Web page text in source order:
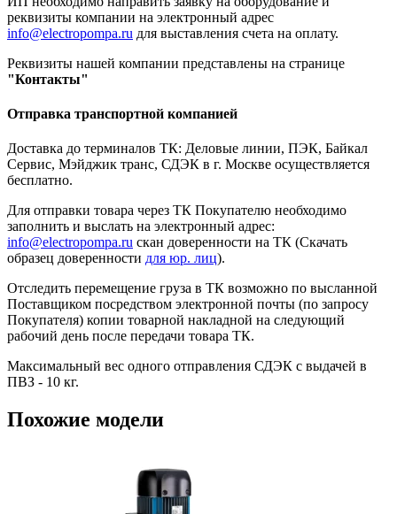
реквизиты компании на электронный адрес
info@electropompa.ru для выставления счета на оплату.
Реквизиты нашей компании представлены на странице
"Контакты"
Отправка транспортной компанией
Доставка до терминалов ТК: Деловые линии, ПЭК, Байкал
Сервис, Мэйджик транс, СДЭК в г. Москве осуществляется
бесплатно.
Для отправки товара через ТК Покупателю необходимо
заполнить и выслать на электронный адрес:
info@electropompa.ru скан доверенности на ТК (Скачать
образец доверенности для юр. лиц).
Отследить перемещение груза в ТК возможно по высланной
Поставщиком посредством электронной почты (по запросу
Покупателя) копии товарной накладной на следующий
рабочий день после передачи товара ТК.
Максимальный вес одного отправления СДЭК с выдачей в
ПВЗ - 10 кг.
Похожие модели